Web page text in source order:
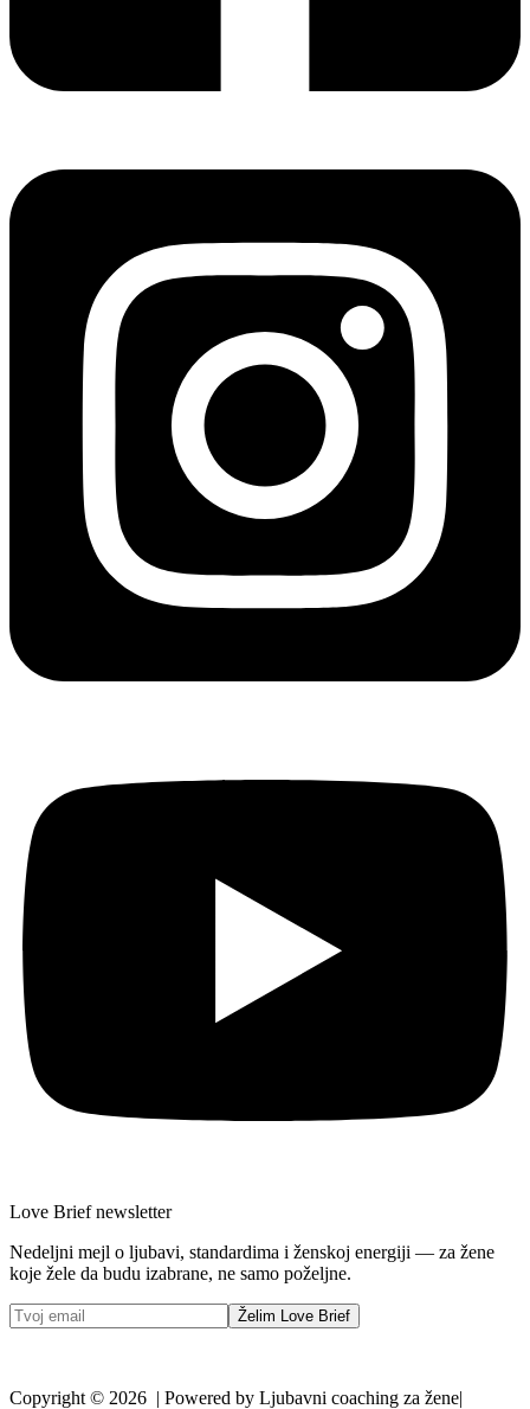
Love Brief newsletter
Nedeljni mejl o ljubavi, standardima i ženskoj energiji — za žene
koje žele da budu izabrane, ne samo poželjne.
Želim Love Brief
Copyright © 2026 | Powered by Ljubavni coaching za žene|